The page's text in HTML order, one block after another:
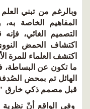
وبالرغم من تبني
المفاهيم الخاصة
التصميم الغائي،
اكتشف العلماء للمرة
ما تكون عن البساطة،
الهائل تم بمحض
قبل مصمم ذكي خارق
وفي الواقع أنّ